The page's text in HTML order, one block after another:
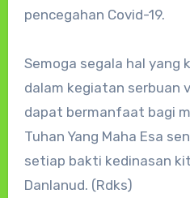
pencegahan Covid-19.
Semoga segala hal yang
dalam kegiatan serbuan
dapat bermanfaat bagi
Tuhan Yang Maha Esa
setiap bakti kedinasan
Danlanud. (Rdks)